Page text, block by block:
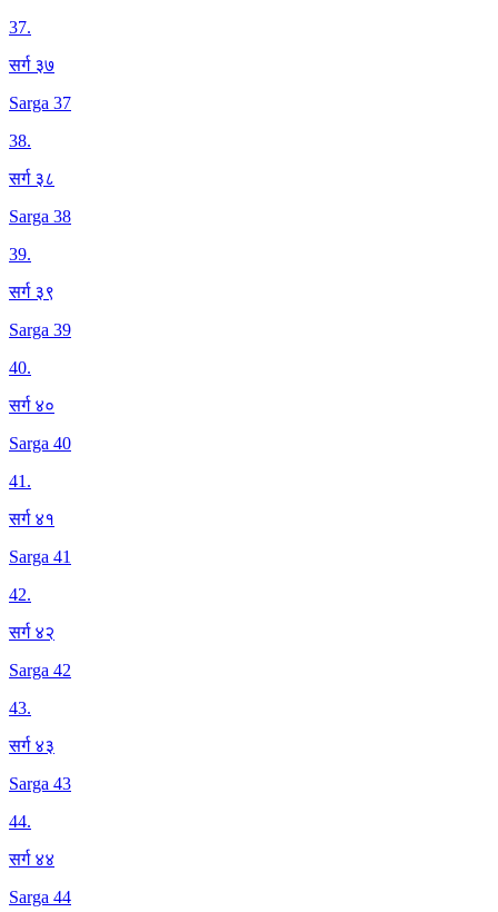
37.
सर्ग ३७
Sarga 37
38.
सर्ग ३८
Sarga 38
39.
सर्ग ३९
Sarga 39
40.
सर्ग ४०
Sarga 40
41.
सर्ग ४१
Sarga 41
42.
सर्ग ४२
Sarga 42
43.
सर्ग ४३
Sarga 43
44.
सर्ग ४४
Sarga 44